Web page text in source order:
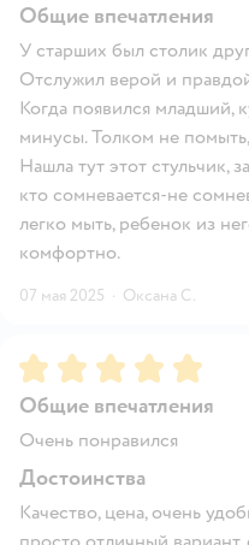
Общие впечатления
У старших был столик
Отслужил верой и
Когда появился младший,
минусы. Толком не
Нашла тут этот стульчик,
кто сомневается-не
легко мыть, ребенок из
комфортно.
07 мая 2025 · Оксана С.
Рейтинг:5
Общие впечатления
Очень понравился
Достоинства
Качество, цена, очень